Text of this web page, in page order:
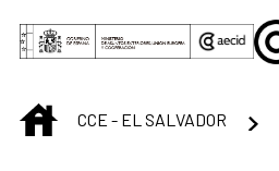
Saltar al contenido principal
INICIOCCE - EL SALVADOR